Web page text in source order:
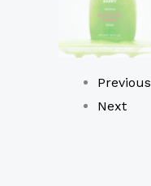
Previous
Next